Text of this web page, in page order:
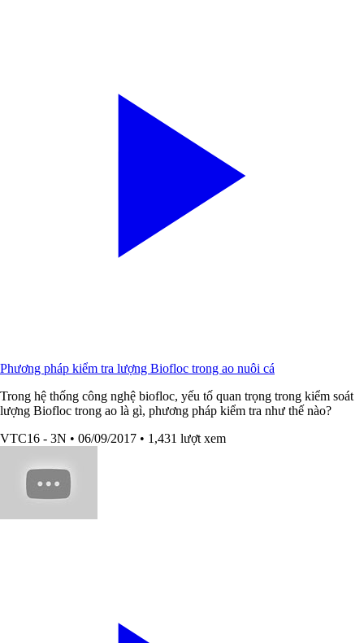
Phương pháp kiểm tra lượng Biofloc trong ao nuôi cá
Trong hệ thống công nghệ biofloc, yếu tố quan trọng trong kiểm soát
lượng Biofloc trong ao là gì, phương pháp kiểm tra như thế nào?
VTC16 - 3N • 06/09/2017 • 1,431 lượt xem